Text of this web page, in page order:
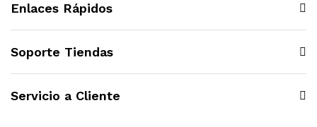
Enlaces Rápidos
Soporte Tiendas
Servicio a Cliente